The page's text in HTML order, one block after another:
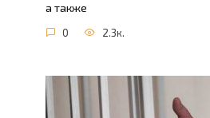
а также
0 2.3к.